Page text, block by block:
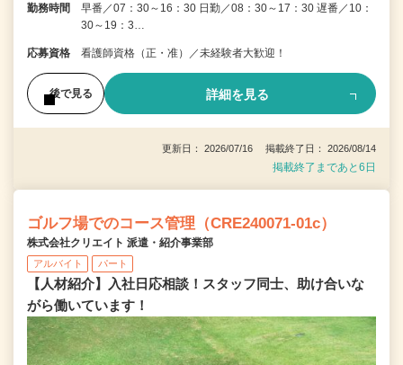
勤務時間
早番／07：30～16：30 日勤／08：30～17：30 遅番／10：
30～19：3…
応募資格 看護師資格（正・准）／未経験者大歓迎！
後で見る 詳細を見る
更新日： 2026/07/16 掲載終了日： 2026/08/14
掲載終了まであと6日
ゴルフ場でのコース管理（CRE240071-01c）
株式会社クリエイト 派遣・紹介事業部
アルバイト パート
【人材紹介】入社日応相談！スタッフ同士、助け合いな
がら働いています！